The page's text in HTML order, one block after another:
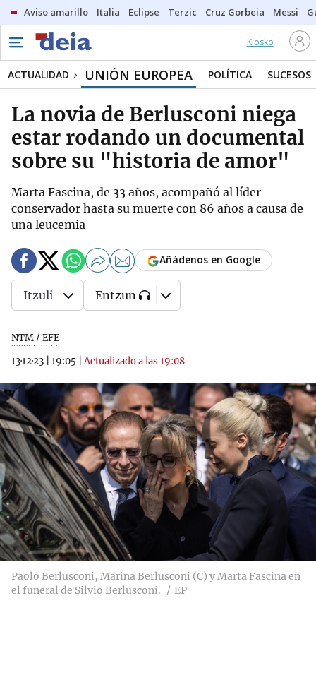
Aviso amarillo Italia Eclipse Terzic Cruz Gorbeia Messi
Kiosko
ACTUALIDAD UNIÓN EUROPEA POLÍTICA SUCESOS
La novia de Berlusconi niega
estar rodando un documental
sobre su "historia de amor"
Marta Fascina, de 33 años, acompañó al líder
conservador hasta su muerte con 86 años a causa de
una leucemia
NTM / EFE
13·12·23
19:05 |Actualizado a las 19:08
Añádenos en Google
Itzuli Entzun
Paolo Berlusconi, Marina Berlusconi (C) y Marta Fascina en
el funeral de Silvio Berlusconi.
EP